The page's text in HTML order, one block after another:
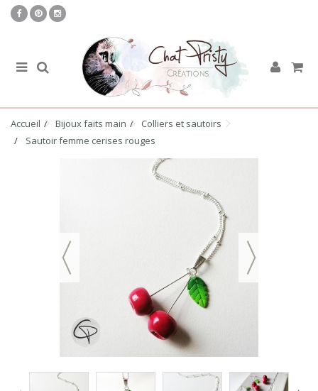
Accueil Bijoux faits main
Colliers et sautoirs
Sautoir femme cerises rouges